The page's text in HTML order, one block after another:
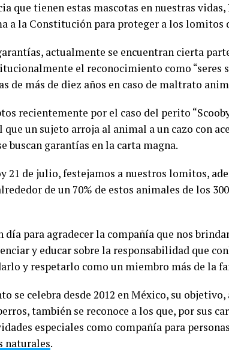
que tienen estas mascotas en nuestras
a la Constitución para proteger a los
actualmente se encuentran cierta
el reconocimiento como “seres
de más de diez años en caso de maltrato
recientemente por el caso del perito
un sujeto arroja al animal a un cazo con
buscan garantías en la carta magna.
21 de julio, festejamos a nuestros lomitos,
de un 70% de estos animales de los
día para agradecer la compañía que nos
y educar sobre la responsabilidad que
y respetarlo como un miembro más de la
se celebra desde 2012 en México, su
también se reconoce a los que, por sus
especiales como compañía para
naturales.